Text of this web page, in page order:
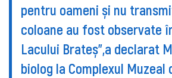
pentru oameni și nu
coloane au fost observate
Lacului Brateș”,a declarat
biolog la Complexul Muzeal